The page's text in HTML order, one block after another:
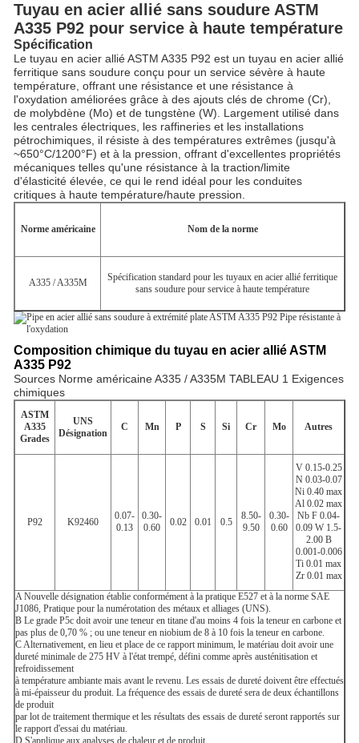
Tuyau en acier allié sans soudure ASTM
A335 P92 pour service à haute température
Spécification
Le tuyau en acier allié ASTM A335 P92 est un tuyau en acier allié
ferritique sans soudure conçu pour un service sévère à haute
température, offrant une résistance et une résistance à
l'oxydation améliorées grâce à des ajouts clés de chrome (Cr),
de molybdène (Mo) et de tungstène (W). Largement utilisé dans
les centrales électriques, les raffineries et les installations
pétrochimiques, il résiste à des températures extrêmes (jusqu'à
~650°C/1200°F) et à la pression, offrant d'excellentes propriétés
mécaniques telles qu'une résistance à la traction/limite
d'élasticité élevée, ce qui le rend idéal pour les conduites
critiques à haute température/haute pression.
Norme américaine Nom de la norme
A335 / A335M
Spécification standard pour les tuyaux en acier allié ferritique
sans soudure pour service à haute température
Composition chimique du tuyau en acier allié ASTM
A335 P92
Sources Norme américaine A335 / A335M TABLEAU 1 Exigences
chimiques
ASTM
A335
Grades
UNS
Désignation
C Mn P S Si Cr Mo Autres
P92 K92460
0.07-
0.13
0.30-
0.60
0.02 0.01 0.5
8.50-
9.50
0.30-
0.60
V 0.15-0.25
N 0.03-0.07
Ni 0.40 max
Al 0.02 max
Nb F 0.04-
0.09 W 1.5-
2.00 B
0.001-0.006
Ti 0.01 max
Zr 0.01 max
A Nouvelle désignation établie conformément à la pratique E527 et à la norme SAE
J1086, Pratique pour la numérotation des métaux et alliages (UNS).
B Le grade P5c doit avoir une teneur en titane d'au moins 4 fois la teneur en carbone et
pas plus de 0,70 % ; ou une teneur en niobium de 8 à 10 fois la teneur en carbone.
CAlternativement, en lieu et place de ce rapport minimum, le matériau doit avoir une
dureté minimale de 275 HV à l'état trempé, défini comme après austénitisation et
refroidissement
à température ambiante mais avant le revenu. Les essais de dureté doivent être effectués
à mi-épaisseur du produit. La fréquence des essais de dureté sera de deux échantillons
de produit
par lot de traitement thermique et les résultats des essais de dureté seront rapportés sur
le rapport d'essai du matériau.
D S'applique aux analyses de chaleur et de produit.